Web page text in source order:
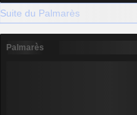
Suite du Palmarès
Palmarès